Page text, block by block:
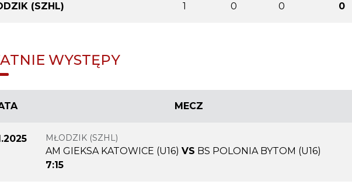
(SZHL) 1 0 0 0
WYSTĘPY
MECZ
MŁODZIK (SZHL)
AM GIEKSA KATOWICE (U16) VS BS POLONIA BYTOM (U16)
7:15